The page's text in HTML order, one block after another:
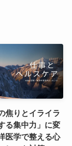
焦りとイライラ
る集中力」に変
医学で整える心